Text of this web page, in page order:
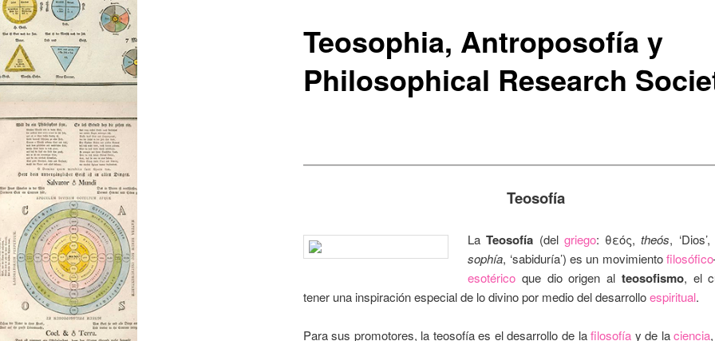
Teosophia, Antroposofía y
Philosophical Research
Teosofía
LaTeosofía (del griego: θεός,theós,
sophía, ‘sabiduría’) es un movimientofilosófico
esotérico que dio origen al teosofismo, el
tener una inspiración especial de lo divino por medio del desarrolloespiritual.
Para sus promotores, la teosofía es el desarrollo de lafilosofía y de laciencia